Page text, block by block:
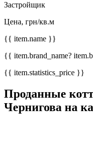
Застройщик
Цена, грн/кв.м
{{ item.name }}
{{ item.brand_name?
{{ item.statistics_price }}
Проданные
Чернигова на